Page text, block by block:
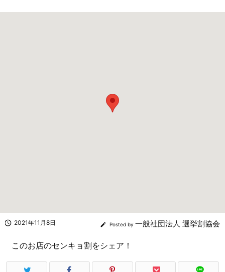
 2021年11月8日  Posted by 一般社団法人 選挙割協会
このお店のセンキョ割をシェア！